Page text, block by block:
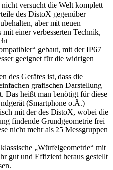
nicht versucht die Welt komplett
des DistoX gegenüber
aber mit neuen
einer verbesserten Technik,
gebaut, mit der IP67
geeignet für die widrigen
des Gerätes ist, dass die
grafischen Darstellung
Das heißt man benötigt für diese
(Smartphone o.Ä.)
mit der des DistoX, wobei die
findende Grundgeometrie frei
nicht mehr als 25 Messgruppen
„Würfelgeometrie“ mit
gut und Effizient heraus gestellt